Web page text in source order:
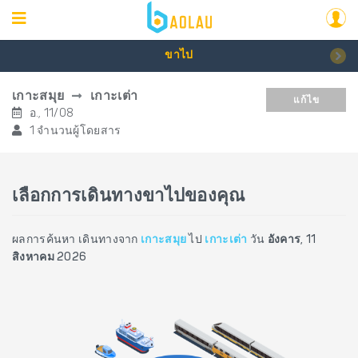
ขาไป
เกาะสมุย เกาะเต่า
อ., 11/08
1 จำนวนผู้โดยสาร
แก้ไข
เลือกการเดินทางขาไปของคุณ
ผลการค้นหา เดินทางจาก เกาะสมุย ไป เกาะเต่า วัน อังคาร, 11
สิงหาคม 2026